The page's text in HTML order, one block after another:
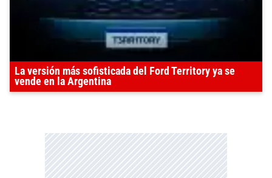
La versión más sofisticada del Ford Territory ya se
vende en la Argentina